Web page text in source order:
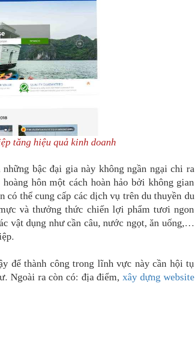
tăng hiệu quả kinh doanh
bậc đại gia này không ngần ngại chi ra
hôn một cách hoàn hảo bởi không gian
thể cung cấp các dịch vụ trên du thuyền du
và thưởng thức chiến lợi phẩm tươi ngon
vật dụng như cần câu, nước ngọt, ăn uống,…
để thành công trong lĩnh vực này cần hội tụ
Ngoài ra còn có: địa điểm,xây dựng website